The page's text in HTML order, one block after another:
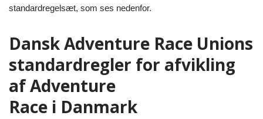
standardregelsæt, som ses nedenfor.
Dansk Adventure Race Unions
standardregler for afvikling
af Adventure
Race i Danmark